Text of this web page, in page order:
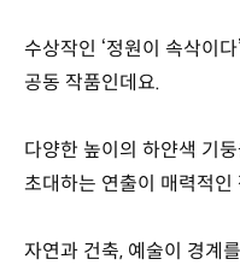
수상작인 ‘정원이 속삭이
공동 작품인데요.
다양한 높이의 하얀색 기
초대하는 연출이 매력적인
자연과 건축, 예술이 경계